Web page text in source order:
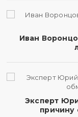
Иван
Эксперт
причину